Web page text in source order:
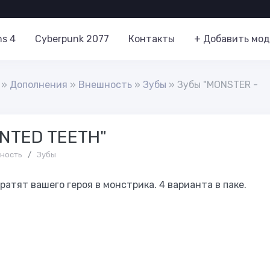
4 Cyberpunk 2077 Контакты + Добавить мод
Дополнения » Внешность » Зубы » Зубы "MONSTER -
TEETH"
/ Зубы
вашего героя в монстрика. 4 варианта в паке.